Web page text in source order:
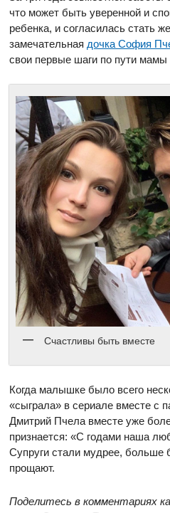
что может быть уверенной и
ребенка, и согласилась стать
замечательная дочка София
свои первые шаги по пути мамы
Счастливы быть вместе
Когда малышке было всего
«сыграла» в сериале вместе с
Дмитрий Пчела вместе уже
признается: «С годами наша
Супруги стали мудрее, больше
прощают.
Поделитесь в комментариях